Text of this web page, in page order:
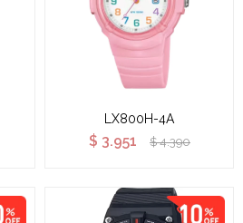
LX800H-4A
$ 3.951 $ 4.390